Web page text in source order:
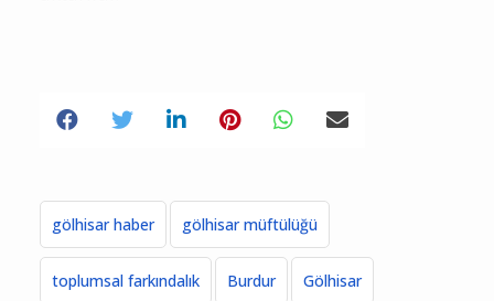
gölhisar haber gölhisar müftülüğü